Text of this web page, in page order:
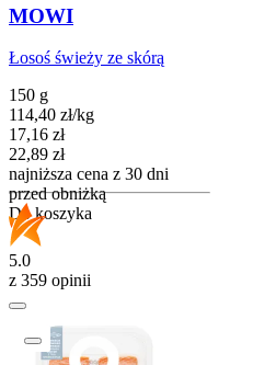
MOWI
Łosoś świeży ze skórą
150 g
114,40 zł/kg
Cena promocyjna
17,16 zł
22,89 zł
najniższa cena z 30 dni
przed obniżką
Do koszyka
5.0
z 359 opinii